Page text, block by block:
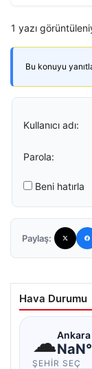
1 yazı
Bu konuyu
Kullanıcı adı:
Parola:
Beni hatırla
Paylaş:
Hava Durumu
☁Ankara
ŞEHIR SEÇ